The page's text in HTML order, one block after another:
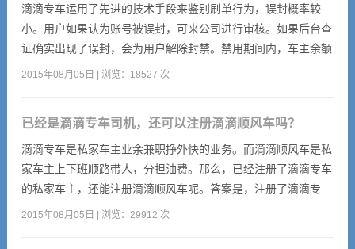
府怎么界定。就像叫车软件曾被各地政府黑，原因主要是抢了电
招的生意。
滴滴专车运用了先进的技术手段来鉴别刷单行为，误封概率较
小。用户如果认为账号被误封，可来公司进行审核。如果后台查
证确实出现了误封，会为用户解除封禁。禁用期间内，车主余额
会显示为零，系统会扣除作弊订单收入（刷一罚三），禁用期结
罚三部分的罚款。
2015年08月05日 | 浏览：18527 次
已经是滴滴专车司机，还可以注册滴滴顺风车吗？
滴滴专车是私家车主业余兼职挣外快的业务。而滴滴顺风车是私
家车主上下班顺路带人，分担油费。那么，已经注册了滴滴专车
的私家车主，还能注册滴滴顺风车呢。答案是，注册了滴滴专
车，就已经是滴滴的注册司机了，不用再申请滴滴顺风车了。通
2015年08月05日 | 浏览：29912 次